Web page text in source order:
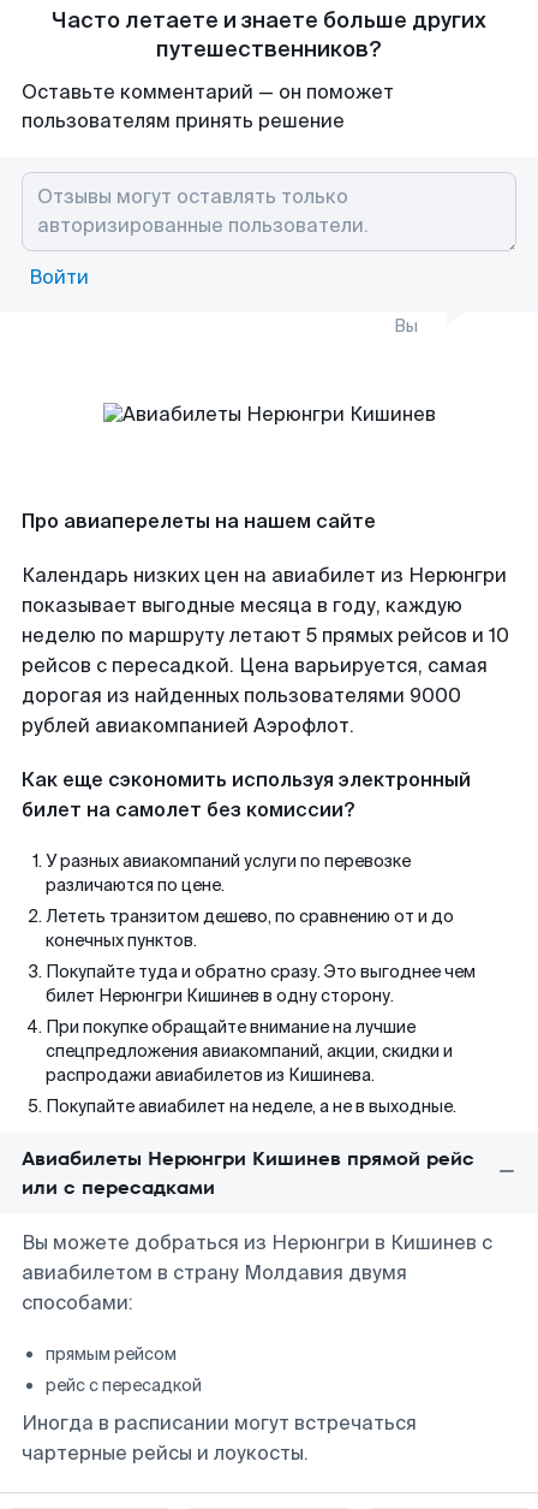
Часто летаете и знаете больше других
путешественников?
Оставьте комментарий — он поможет
пользователям принять решение
Войти
Вы
Про авиаперелеты на нашем сайте
Календарь низких цен на авиабилет из Нерюнгри
показывает выгодные месяца в году, каждую
неделю по маршруту летают 5 прямых рейсов и 10
рейсов с пересадкой. Цена варьируется, самая
дорогая из найденных пользователями 9000
рублей авиакомпанией Аэрофлот.
Как еще сэкономить используя электронный
билет на самолет без комиссии?
У разных авиакомпаний услуги по перевозке
различаются по цене.
Лететь транзитом дешево, по сравнению от и до
конечных пунктов.
Покупайте туда и обратно сразу. Это выгоднее чем
билет Нерюнгри Кишинев в одну сторону.
При покупке обращайте внимание на лучшие
спецпредложения авиакомпаний, акции, скидки и
распродажи авиабилетов из Кишинева.
Покупайте авиабилет на неделе, а не в выходные.
Авиабилеты Нерюнгри Кишинев прямой рейс
или с пересадками
Вы можете добраться из Нерюнгри в Кишинев с
авиабилетом в страну Молдавия двумя
способами:
прямым рейсом
рейс с пересадкой
Иногда в расписании могут встречаться
чартерные рейсы и лоукосты.